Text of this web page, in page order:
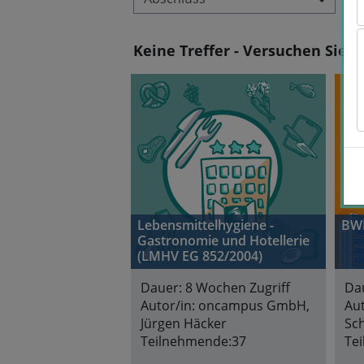
Keine Treffer - Versuchen Sie
Lebensmittelhygiene -
Gastronomie und Hotellerie
(LMHV EG 852/2004)
Dauer: 8 Wochen Zugriff
Autor/in: oncampus GmbH,
Jürgen Häcker
Teilnehmende:37